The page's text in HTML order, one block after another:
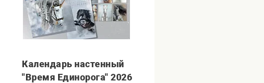
Календарь настенный
"Время Единорога" 2026